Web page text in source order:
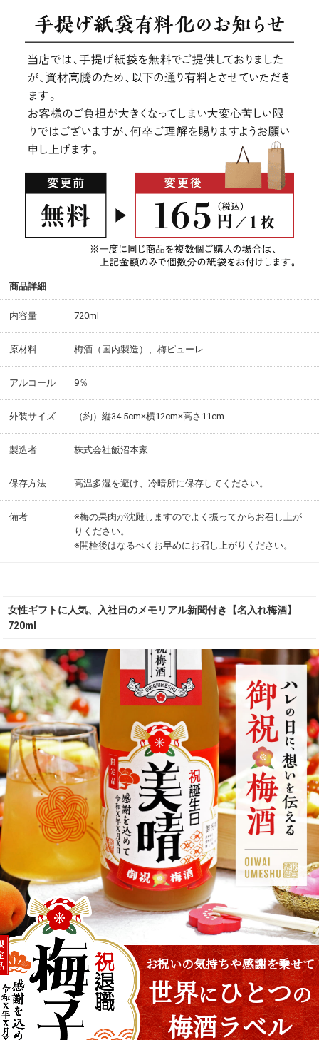
商品詳細
内容量 720ml
原材料 梅酒（国内製造）、梅ピューレ
アルコール 9％
外装サイズ （約）縦34.5cm×横12cm×高さ11cm
製造者 株式会社飯沼本家
保存方法 高温多湿を避け、冷暗所に保存してください。
備考
※梅の果肉が沈殿しますのでよく振ってからお召し上が
りください。
※開栓後はなるべくお早めにお召し上がりください。
女性ギフトに人気、入社日のメモリアル新聞付き【名入れ梅酒】
720ml
お祝いの気持ちや感謝を乗せて
世界にひとつの
梅酒ラベル